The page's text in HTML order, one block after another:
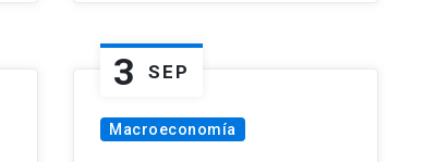
3 SEP
Macroeconomía